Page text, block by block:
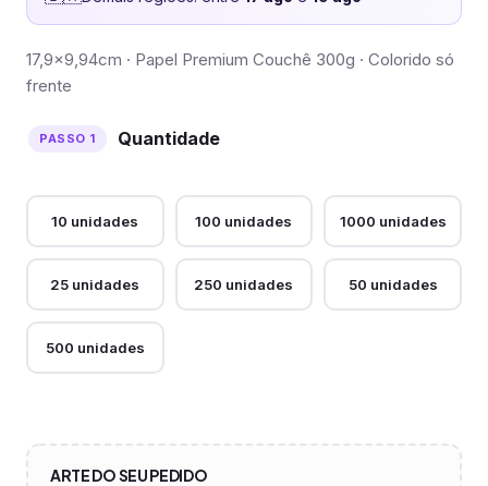
17,9×9,94cm · Papel Premium Couchê 300g · Colorido só
frente
Quantidade
10 unidades 100 unidades 1000 unidades
25 unidades 250 unidades 50 unidades
500 unidades
ARTE DO SEU PEDIDO